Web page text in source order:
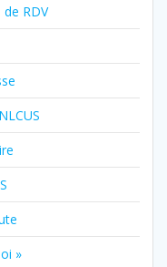
RDV
»